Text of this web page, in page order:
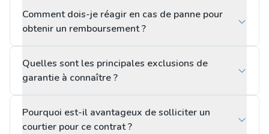
Comment dois-je réagir en cas de panne pour
obtenir un remboursement ?
Quelles sont les principales exclusions de
garantie à connaître ?
Pourquoi est-il avantageux de solliciter un
courtier pour ce contrat ?